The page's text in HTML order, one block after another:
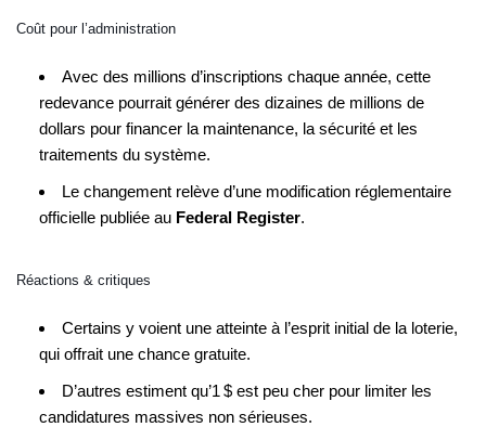
Coût pour l’administration
Avec des millions d’inscriptions chaque année, cette
redevance pourrait générer des dizaines de millions de
dollars pour financer la maintenance, la sécurité et les
traitements du système.
Le changement relève d’une modification réglementaire
officielle publiée au Federal Register.
Réactions & critiques
Certains y voient une atteinte à l’esprit initial de la loterie,
qui offrait une chance gratuite.
D’autres estiment qu’1 $ est peu cher pour limiter les
candidatures massives non sérieuses.